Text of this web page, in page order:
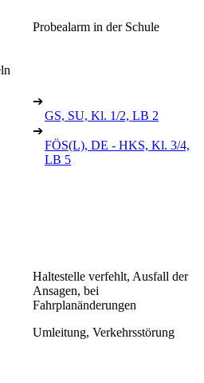
Probealarm in der Schule
➔
GS, SU, Kl. 1/2, LB 2
➔
FÖS(L), DE - HKS, Kl. 3/4,
LB 5
Haltestelle verfehlt, Ausfall der
Ansagen, bei
Fahrplanänderungen
Umleitung, Verkehrsstörung